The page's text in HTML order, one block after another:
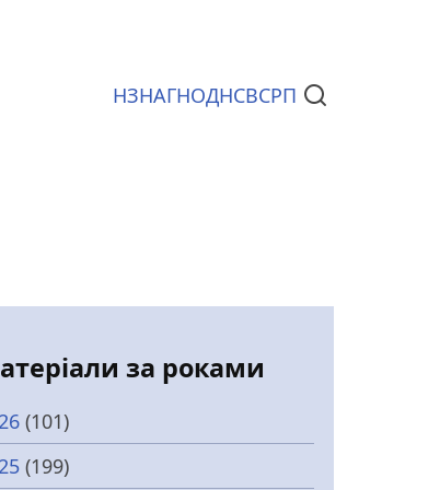
Документи
НЗНАГНОДНСВСРП
за роками
(101)
(199)